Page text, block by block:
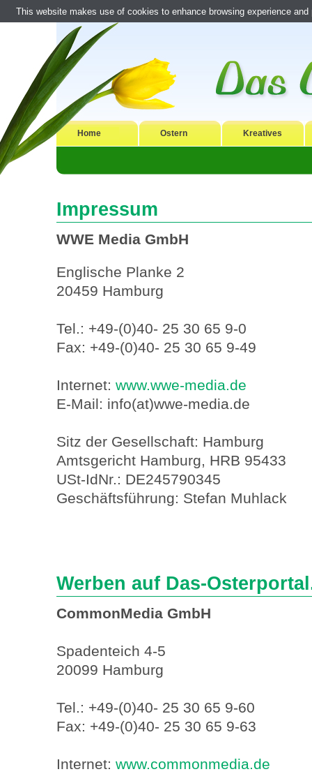
Home Ostern Kreatives
Impressum
WWE Media GmbH
Englische Planke 2
20459 Hamburg
Tel.: +49-(0)40- 25 30 65 9-0
Fax: +49-(0)40- 25 30 65 9-49
Internet: www.wwe-media.de
E-Mail: info(at)wwe-media.de
Sitz der Gesellschaft: Hamburg
Amtsgericht Hamburg, HRB 95433
USt-IdNr.: DE245790345
Geschäftsführung: Stefan Muhlack
Werben auf Das-
CommonMedia GmbH
Spadenteich 4-5
20099 Hamburg
Tel.: +49-(0)40- 25 30 65 9-60
Fax: +49-(0)40- 25 30 65 9-63
Internet: www.commonmedia.de
This website makes use of cookies to enhance browsing experience